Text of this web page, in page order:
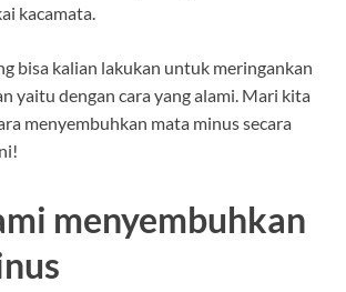
kacamata.
bisa kalian lakukan untuk meringankan
yaitu dengan cara yang alami. Mari kita
menyembuhkan mata minus secara
menyembuhkan